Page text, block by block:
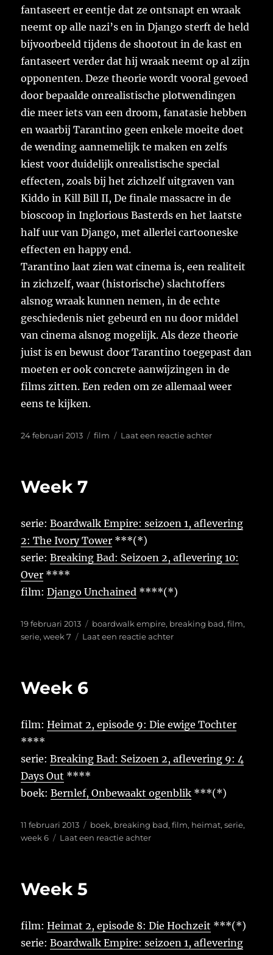
fantaseert er eentje dat ze ontsnapt en wraak
neemt op alle nazi’s en in Django sterft de held
bijvoorbeeld tijdens de shootout in de kast en
fantaseert verder dat hij wraak neemt op al zijn
opponenten. Deze theorie wordt vooral gevoed
door bepaalde onrealistische plotwendingen
die meer iets van een droom, fanatasie hebben
en waarbij Tarantino geen enkele moeite doet
de wending aannemelijk te maken en zelfs
kiest voor duidelijk onrealistische special
effecten, zoals bij het zichzelf uitgraven van
Kiddo in Kill Bill II, De finale massacre in de
bioscoop in Inglorious Basterds en het laatste
half uur van Django, met allerlei cartooneske
effecten en happy end.
Tarantino laat zien wat cinema is, een realiteit
in zichzelf, waar (historische) slachtoffers
alsnog wraak kunnen nemen, in de echte
geschiedenis niet gebeurd en nu door middel
van cinema alsnog mogelijk. Als deze theorie
juist is en bewust door Tarantino toegepast dan
moeten er ook concrete aanwijzingen in de
films zitten. Een reden om ze allemaal weer
eens te kijken.
Geplaatst
24 februari 2013 Tags
film Laat een reactie achterop
Week 7
serie:Boardwalk Empire: seizoen 1, aflevering
2: The Ivory Tower ***(*)
serie:Breaking Bad: Seizoen 2, aflevering 10:
Over ****
film:Django Unchained ****(*)
Geplaatst
op
19 februari 2013 Tags
boardwalk empire, breaking bad,film,
serie,week 7 Laat een reactie achterop
Week 6
film:Heimat 2, episode 9: Die ewige Tochter
****
serie:Breaking Bad: Seizoen 2, aflevering 9: 4
Days Out ****
boek:Bernlef, Onbewaakt ogenblik ***(*)
Geplaatst
op
11 februari 2013 Tags
boek, breaking bad,film, heimat,serie,
week 6
Laat een reactie achterop
Week 5
film:Heimat 2, episode 8: Die Hochzeit ***(*)
serie:Boardwalk Empire: seizoen 1, aflevering